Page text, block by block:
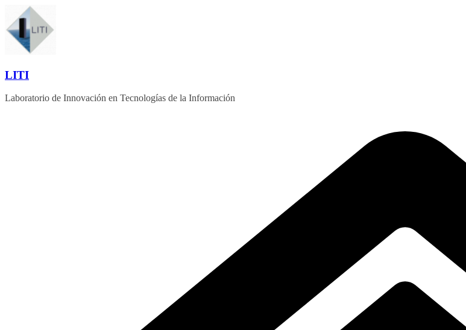
Saltar
contenido
LITI
Laboratorio de Innovación en Tecnologías de la Información